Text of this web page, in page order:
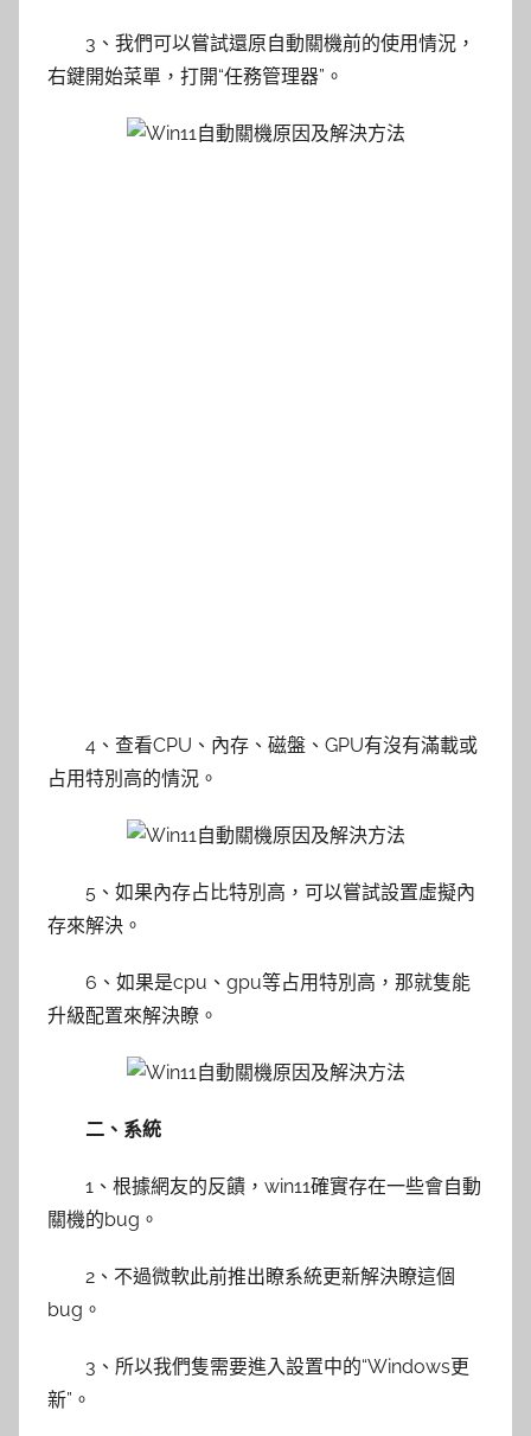
3、我們可以嘗試還原自動關機前的使用情況，
右鍵開始菜單，打開“任務管理器”。
4、查看CPU、內存、磁盤、GPU有沒有滿載或
占用特別高的情況。
5、如果內存占比特別高，可以嘗試設置虛擬內
存來解決。
6、如果是cpu、gpu等占用特別高，那就隻能
升級配置來解決瞭。
二、系統
1、根據網友的反饋，win11確實存在一些會自動
關機的bug。
2、不過微軟此前推出瞭系統更新解決瞭這個
bug。
3、所以我們隻需要進入設置中的“Windows更
新”。